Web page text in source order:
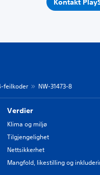
Kontakt
feilkoder NW-31473-8
Verdier
Klima og miljø
Tilgjengelighet
Nettsikkerhet
Mangfold, likestilling og